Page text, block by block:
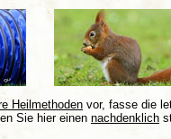
Heilmethoden vor, fasse die
Sie hier einen nachdenklich